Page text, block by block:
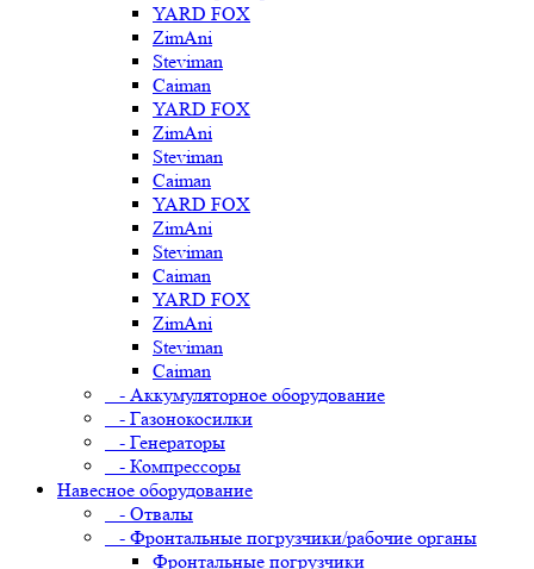
YARD FOX
ZimAni
Steviman
Caiman
YARD FOX
ZimAni
Steviman
Caiman
YARD FOX
ZimAni
Steviman
Caiman
YARD FOX
ZimAni
Steviman
Caiman
- Аккумуляторное оборудование
- Газонокосилки
- Генераторы
- Компрессоры
Навесное оборудование
- Отвалы
- Фронтальные погрузчики/рабочие органы
Фронтальные погрузчики